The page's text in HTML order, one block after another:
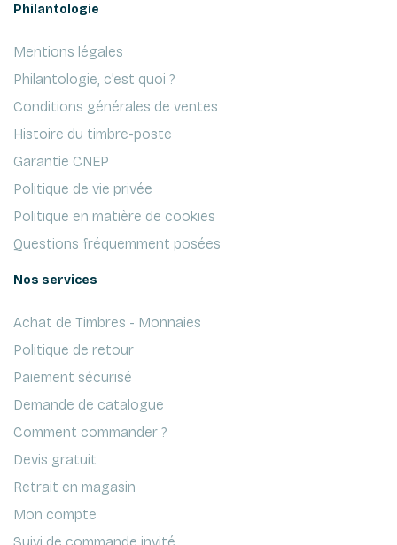
Philantologie
Mentions légales
Philantologie, c'est quoi ?
Conditions générales de ventes
Histoire du timbre-poste
Garantie CNEP
Politique de vie privée
Politique en matière de cookies
Questions fréquemment posées
Nos services
Achat de Timbres - Monnaies
Politique de retour
Paiement sécurisé
Demande de catalogue
Comment commander ?
Devis gratuit
Retrait en magasin
Mon compte